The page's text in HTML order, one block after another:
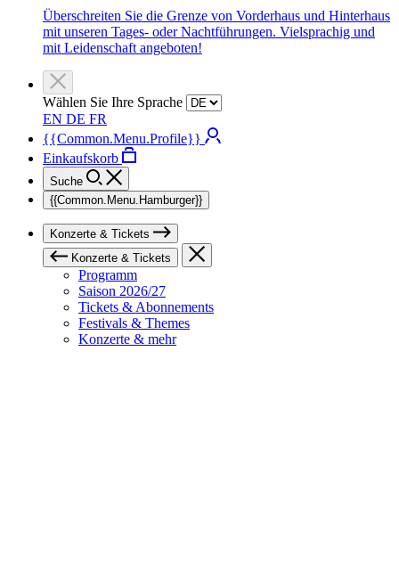
Überschreiten Sie die Grenze von Vorderhaus und Hinterhaus
mit unseren Tages- oder Nachtführungen. Vielsprachig und
mit Leidenschaft angeboten!
Wählen Sie Ihre Sprache
EN DE FR
{{Common.Menu.Profile}}
Einkaufskorb
Suche
{{Common.Menu.Hamburger}}
Konzerte & Tickets
Konzerte & Tickets
Programm
Saison 2026/27
Tickets & Abonnements
Festivals & Themes
Konzerte & mehr